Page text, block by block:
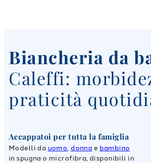
Biancheria da
Caleffi:
praticità
Accappatoi per tutta la famiglia
Modelli da uomo,donna e bambino
in spugna o microfibra, disponibili in